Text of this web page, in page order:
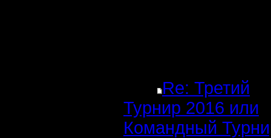
Re: Третий
Турнир 2016 или
Командный